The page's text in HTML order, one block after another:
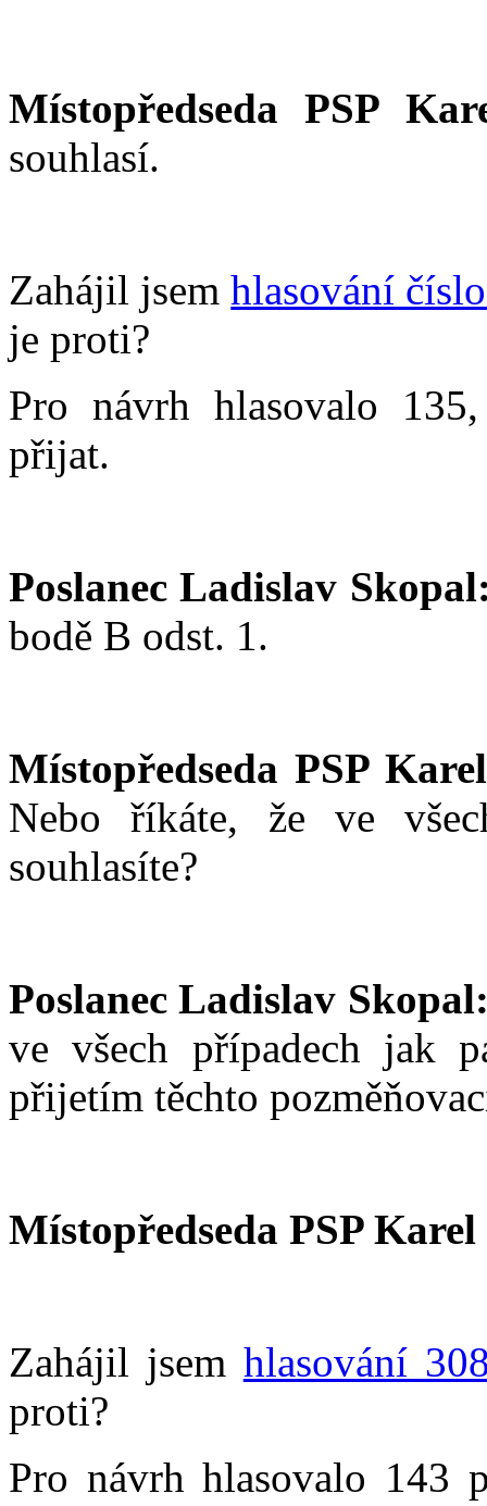
Místopředseda PSP
souhlasí.
Zahájil jsemhlasování
je proti?
Pro návrh hlasovalo
přijat.
Poslanec Ladislav
bodě B odst. 1.
Místopředseda PSP
Nebo říkáte, že ve
souhlasíte?
Poslanec Ladislav
ve všech případech jak
přijetím těchto
Místopředseda PSP
Zahájil jsem hlasování
proti?
Pro návrh hlasovalo 143